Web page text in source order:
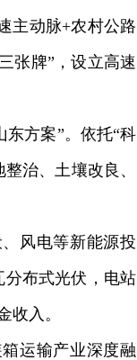
主动脉+农村公路
张牌”，设立高速
方案”。依托“科
治、土壤改良、
风电等新能源投
分布式光伏，电站
收入。
运输产业深度融